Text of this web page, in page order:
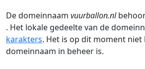
De domeinnaam vuurballon.nl
. Het lokale gedeelte van de
karakters. Het is op dit moment
domeinnaam in beheer is.